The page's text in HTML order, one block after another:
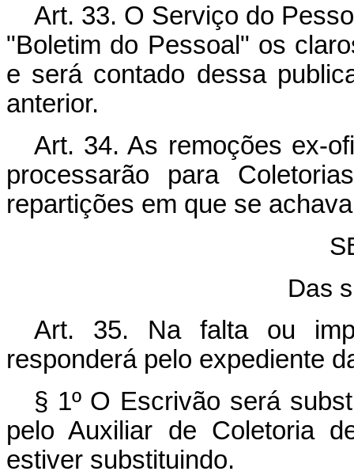
Art. 33. O Serviço do
"Boletim do Pessoal" os
e será contado dessa
anterior.
Art. 34. As remoções ex-
processarão para
repartições em que se
Das
Art. 35. Na falta ou
responderá pelo expediente
§ 1º O Escrivão será
pelo Auxiliar de Coletoria
estiver substituindo.